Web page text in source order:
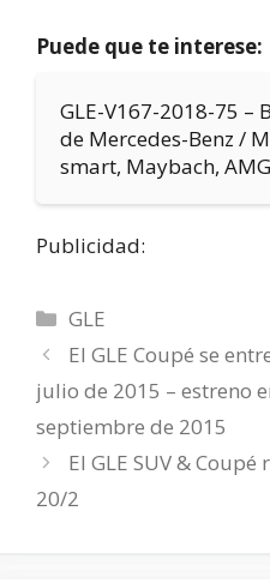
Puede que te interese:
GLE-V167-2018-75 –
de Mercedes-Benz /
smart, Maybach,
Publicidad:
Categorías
GLE
El GLE Coupé se
julio de 2015 – estreno
septiembre de 2015
El GLE SUV &
20/2